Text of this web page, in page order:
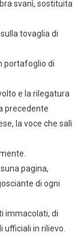
svanì, sostituita
tovaglia di
portafoglio di
e la rilegatura
precedente
la voce che salì
pagina,
di ogni
immacolati, di
in rilievo.